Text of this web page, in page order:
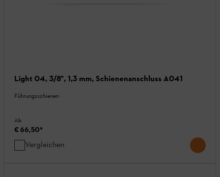
Light 04, 3/8", 1,3 mm, Schienenanschluss A041
Führungsschienen
Ab
€ 66,50*
Vergleichen